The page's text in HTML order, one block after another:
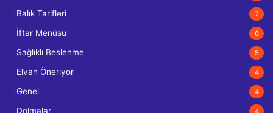
Balık Tarifleri 7
İftar Menüsü 6
Sağlıklı Beslenme 5
Elvan Öneriyor 4
Genel 4
Dolmalar 4